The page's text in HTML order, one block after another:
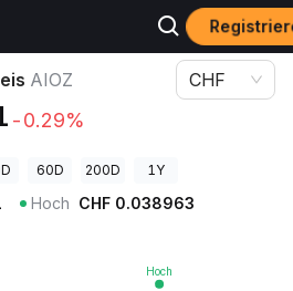
AIOZ
-0.29%
CHF
60D 200D 1Y
Hoch CHF 0.038963